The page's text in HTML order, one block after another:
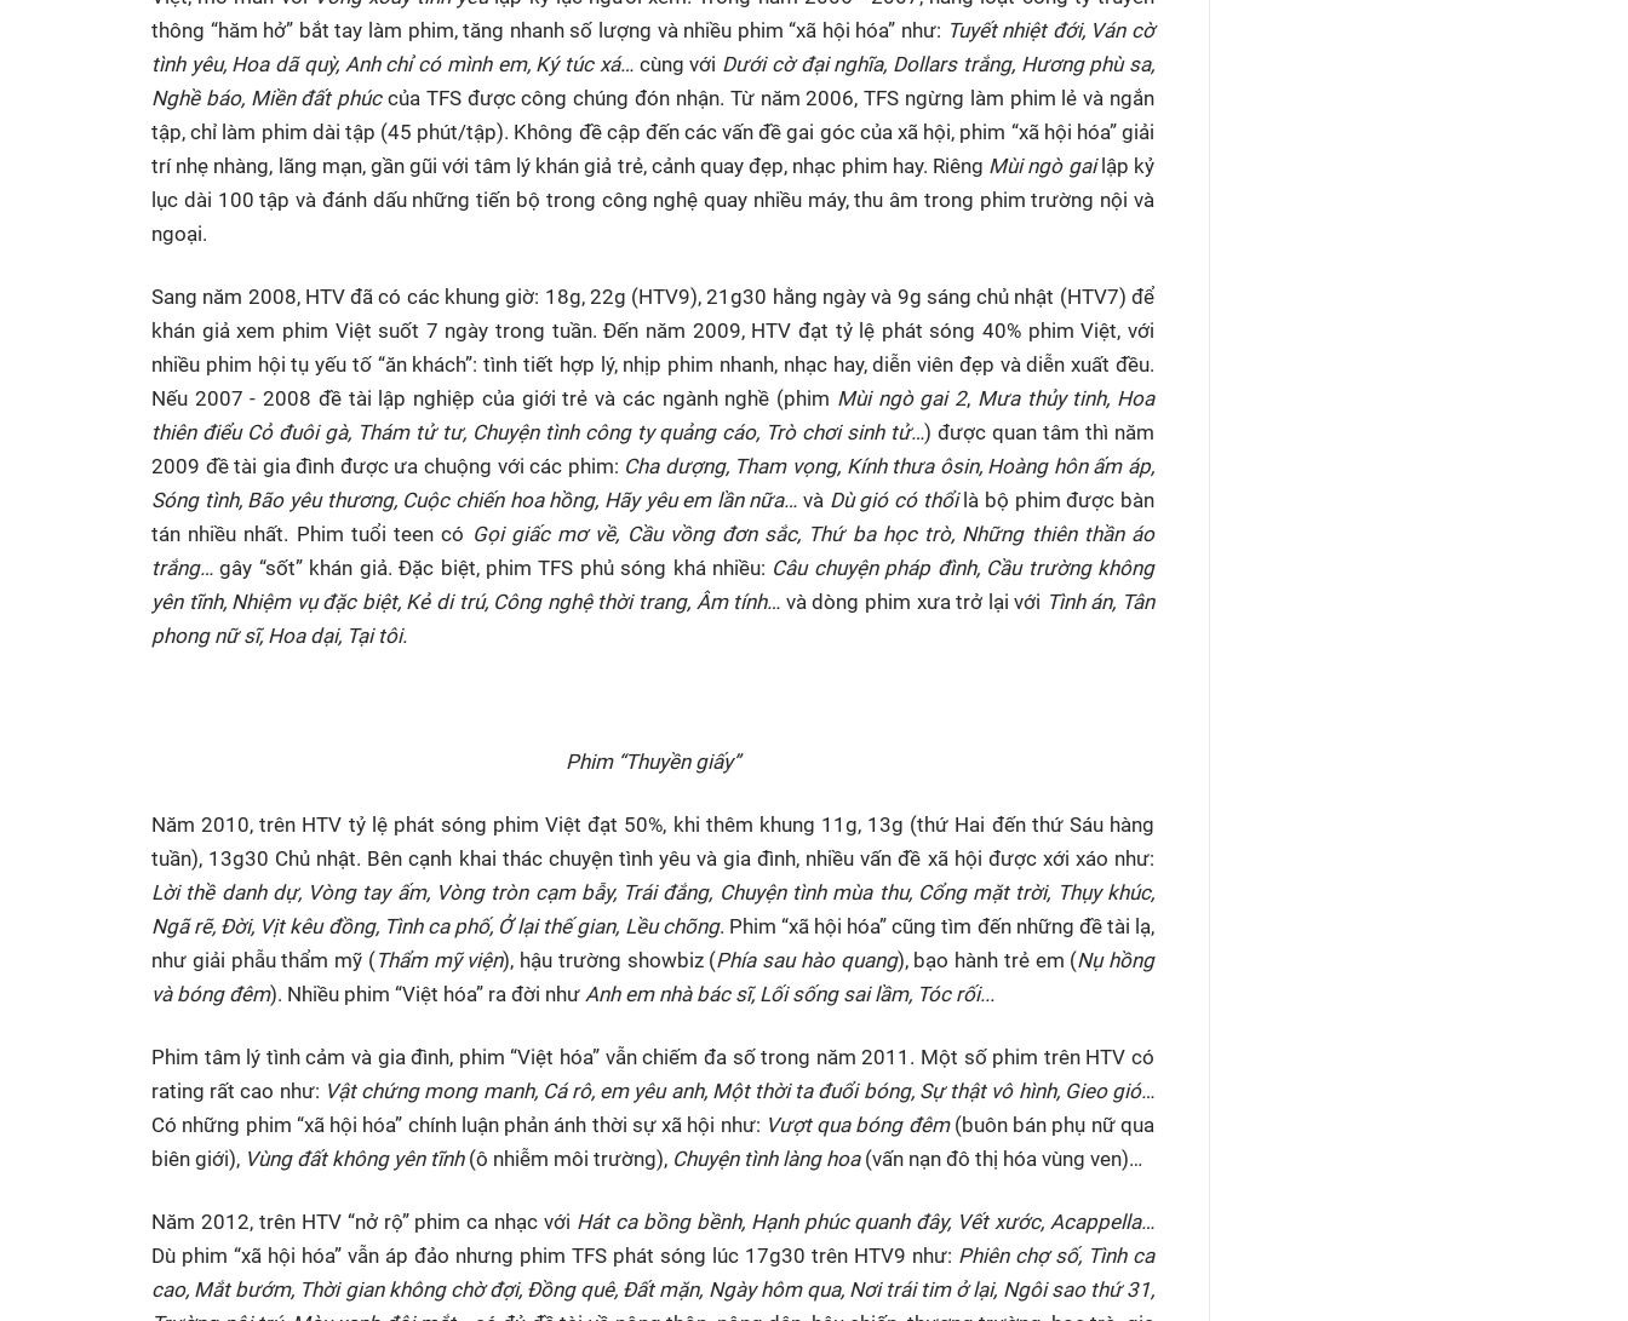
thông “hăm hở” bắt tay làm phim, tăng nhanh số lượng và nhiều phim “xã hội hóa” như: Tuyết nhiệt đới, Ván cờ
tình yêu, Hoa dã quỳ, Anh chỉ có mình em, Ký túc xá… cùng với Dưới cờ đại nghĩa, Dollars trắng, Hương phù sa,
Nghề báo, Miền đất phúccủa TFS được công chúng đón nhận. Từ năm 2006, TFS ngừng làm phim lẻ và ngắn
tập, chỉ làm phim dài tập (45 phút/tập). Không đề cập đến các vấn đề gai góc của xã hội, phim “xã hội hóa” giải
trí nhẹ nhàng, lãng mạn, gần gũi với tâm lý khán giả trẻ, cảnh quay đẹp, nhạc phim hay. Riêng Mùi ngò gailập kỷ
lục dài 100 tập và đánh dấu những tiến bộ trong công nghệ quay nhiều máy, thu âm trong phim trường nội và
ngoại.
Sang năm 2008, HTV đã có các khung giờ: 18g, 22g (HTV9), 21g30 hằng ngày và 9g sáng chủ nhật (HTV7) để
khán giả xem phim Việt suốt 7 ngày trong tuần. Đến năm 2009, HTV đạt tỷ lệ phát sóng 40% phim Việt, với
nhiều phim hội tụ yếu tố “ăn khách”: tình tiết hợp lý, nhịp phim nhanh, nhạc hay, diễn viên đẹp và diễn xuất đều.
Nếu 2007 - 2008 đề tài lập nghiệp của giới trẻ và các ngành nghề (phim Mùi ngò gai 2, Mưa thủy tinh, Hoa
thiên điểu Cỏ đuôi gà, Thám tử tư, Chuyện tình công ty quảng cáo, Trò chơi sinh tử…) được quan tâm thì năm
2009 đề tài gia đình được ưa chuộng với các phim: Cha dượng, Tham vọng, Kính thưa ôsin, Hoàng hôn ấm áp,
Sóng tình, Bão yêu thương, Cuộc chiến hoa hồng, Hãy yêu em lần nữa… và Dù gió có thổilà bộ phim được bàn
tán nhiều nhất. Phim tuổi teen có Gọi giấc mơ về, Cầu vồng đơn sắc, Thứ ba học trò, Những thiên thần áo
trắng… gây “sốt” khán giả. Đặc biệt, phim TFS phủ sóng khá nhiều: Câu chuyện pháp đình, Cầu trường không
yên tĩnh, Nhiệm vụ đặc biệt, Kẻ di trú, Công nghệ thời trang, Âm tính… và dòng phim xưa trở lại với Tình án, Tân
phong nữ sĩ, Hoa dại, Tại tôi.
Phim “Thuyền giấy”
Năm 2010, trên HTV tỷ lệ phát sóng phim Việt đạt 50%, khi thêm khung 11g, 13g (thứ Hai đến thứ Sáu hàng
tuần), 13g30 Chủ nhật. Bên cạnh khai thác chuyện tình yêu và gia đình, nhiều vấn đề xã hội được xới xáo như:
Lời thề danh dự, Vòng tay ấm, Vòng tròn cạm bẫy, Trái đắng, Chuyện tình mùa thu, Cổng mặt trời, Thụy khúc,
Ngã rẽ, Đời, Vịt kêu đồng, Tình ca phố, Ở lại thế gian, Lều chõng. Phim “xã hội hóa” cũng tìm đến những đề tài lạ,
như giải phẫu thẩm mỹ (Thẩm mỹ viện), hậu trường showbiz (Phía sau hào quang), bạo hành trẻ em (Nụ hồng
và bóng đêm). Nhiều phim “Việt hóa” ra đời như Anh em nhà bác sĩ, Lối sống sai lầm, Tóc rối...
Phim tâm lý tình cảm và gia đình, phim “Việt hóa” vẫn chiếm đa số trong năm 2011. Một số phim trên HTV có
rating rất cao như: Vật chứng mong manh, Cá rô, em yêu anh, Một thời ta đuổi bóng, Sự thật vô hình, Gieo gió…
Có những phim “xã hội hóa” chính luận phản ánh thời sự xã hội như: Vượt qua bóng đêm (buôn bán phụ nữ qua
biên giới), Vùng đất không yên tĩnh(ô nhiễm môi trường), Chuyện tình làng hoa(vấn nạn đô thị hóa vùng ven)…
Năm 2012, trên HTV “nở rộ” phim ca nhạc với Hát ca bồng bềnh, Hạnh phúc quanh đây, Vết xước, Acappella…
Dù phim “xã hội hóa” vẫn áp đảo nhưng phim TFS phát sóng lúc 17g30 trên HTV9 như: Phiên chợ số, Tình ca
cao, Mắt bướm, Thời gian không chờ đợi, Đồng quê, Đất mặn, Ngày hôm qua, Nơi trái tim ở lại, Ngôi sao thứ 31,